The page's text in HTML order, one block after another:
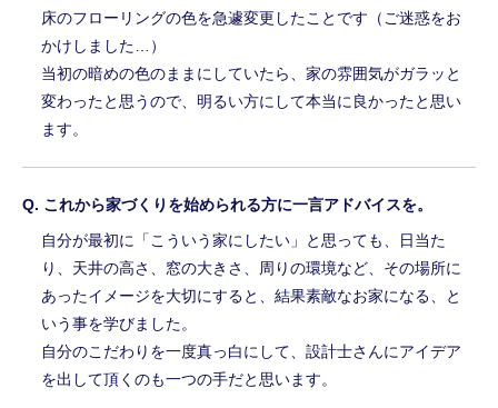
床のフローリングの色を急遽変更したことです（ご迷惑をお
かけしました…）
当初の暗めの色のままにしていたら、家の雰囲気がガラッと
変わったと思うので、明るい方にして本当に良かったと思い
ます。
これから家づくりを始められる方に一言アドバイスを。
自分が最初に「こういう家にしたい」と思っても、日当た
り、天井の高さ、窓の大きさ、周りの環境など、その場所に
あったイメージを大切にすると、結果素敵なお家になる、と
いう事を学びました。
自分のこだわりを一度真っ白にして、設計士さんにアイデア
を出して頂くのも一つの手だと思います。